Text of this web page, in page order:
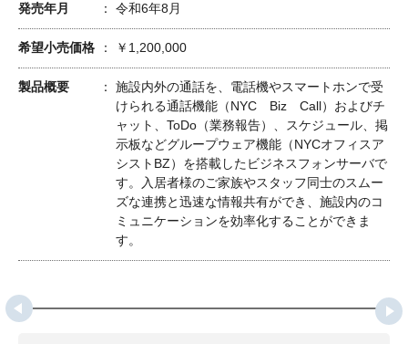
発売年月 令和6年8月
希望小売価格 ￥1,200,000
製品概要
施設内外の通話を、電話機やスマートホンで受
けられる通話機能（NYC Biz Call）およびチ
ャット、ToDo（業務報告）、スケジュール、掲
示板などグループウェア機能（NYCオフィスア
シストBZ）を搭載したビジネスフォンサーバで
す。入居者様のご家族やスタッフ同士のスムー
ズな連携と迅速な情報共有ができ、施設内のコ
ミュニケーションを効率化することができま
す。